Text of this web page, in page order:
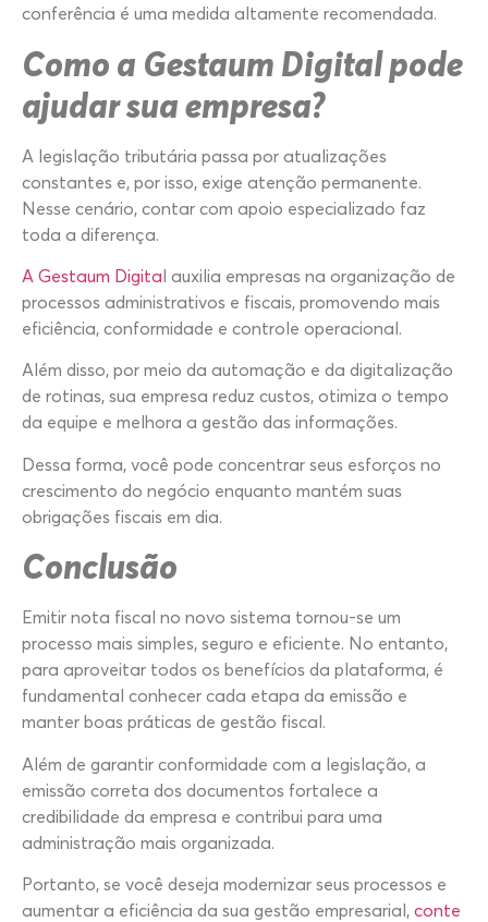
conferência é uma medida altamente recomendada.
Como a Gestaum Digital pode
ajudar sua empresa?
A legislação tributária passa por atualizações
constantes e, por isso, exige atenção permanente.
Nesse cenário, contar com apoio especializado faz
toda a diferença.
A Gestaum Digital auxilia empresas na organização de
processos administrativos e fiscais, promovendo mais
eficiência, conformidade e controle operacional.
Além disso, por meio da automação e da digitalização
de rotinas, sua empresa reduz custos, otimiza o tempo
da equipe e melhora a gestão das informações.
Dessa forma, você pode concentrar seus esforços no
crescimento do negócio enquanto mantém suas
obrigações fiscais em dia.
Conclusão
Emitir nota fiscal no novo sistema tornou-se um
processo mais simples, seguro e eficiente. No entanto,
para aproveitar todos os benefícios da plataforma, é
fundamental conhecer cada etapa da emissão e
manter boas práticas de gestão fiscal.
Além de garantir conformidade com a legislação, a
emissão correta dos documentos fortalece a
credibilidade da empresa e contribui para uma
administração mais organizada.
Portanto, se você deseja modernizar seus processos e
aumentar a eficiência da sua gestão empresarial, conte